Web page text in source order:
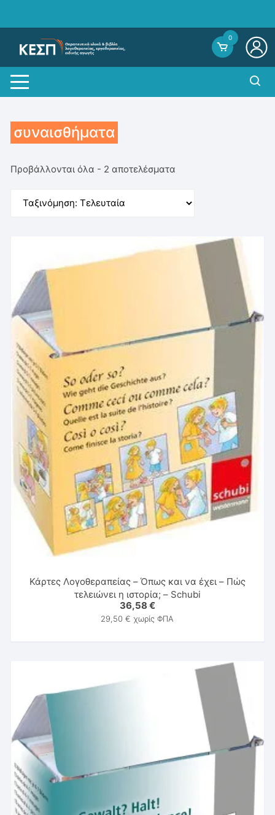
0
συναισθήματα
Προβάλλονται όλα - 2 αποτελέσματα
Κάρτες Λογοθεραπείας – Όπως και να έχει – Πώς
τελειώνει η ιστορία; – Schubi
36,58 €
29,50€ χωρίς ΦΠΑ